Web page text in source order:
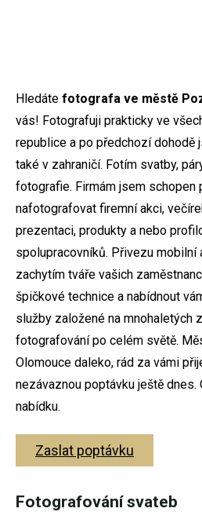
Fotografování párů
Rodinné fotografování
Firemní focení
Hledáte fotografa ve městě
vás! Fotografuji prakticky ve
republice a po předchozí dohodě
také v zahraničí. Fotím svatby,
fotografie. Firmám jsem schopen
nafotografovat firemní akci,
prezentaci, produkty a nebo
spolupracovníků. Přivezu mobilní
zachytím tváře vašich
špičkové technice a nabídnout
služby založené na mnohaletých
fotografování po celém světě.
Olomouce daleko, rád za vámi
nezávaznou poptávku ještě dnes.
nabídku.
Zaslat poptávku
Fotografování svateb